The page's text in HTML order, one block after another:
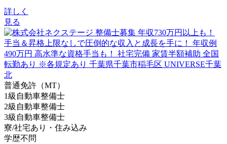
詳しく
見る
普通免許（MT）
1級自動車整備士
2級自動車整備士
3級自動車整備士
寮/社宅あり・住み込み
学歴不問